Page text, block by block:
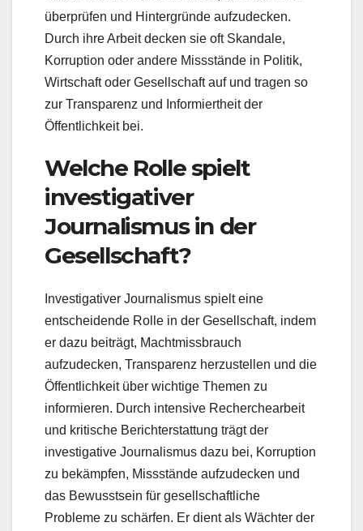
überprüfen und Hintergründe aufzudecken.
Durch ihre Arbeit decken sie oft Skandale,
Korruption oder andere Missstände in Politik,
Wirtschaft oder Gesellschaft auf und tragen so
zur Transparenz und Informiertheit der
Öffentlichkeit bei.
Welche Rolle spielt
investigativer
Journalismus in der
Gesellschaft?
Investigativer Journalismus spielt eine
entscheidende Rolle in der Gesellschaft, indem
er dazu beiträgt, Machtmissbrauch
aufzudecken, Transparenz herzustellen und die
Öffentlichkeit über wichtige Themen zu
informieren. Durch intensive Recherchearbeit
und kritische Berichterstattung trägt der
investigative Journalismus dazu bei, Korruption
zu bekämpfen, Missstände aufzudecken und
das Bewusstsein für gesellschaftliche
Probleme zu schärfen. Er dient als Wächter der